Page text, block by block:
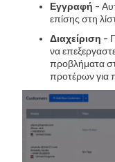
Εγγραφή -
επίσης στη
Διαχείριση -
να
προβλήματα
προτέρων για